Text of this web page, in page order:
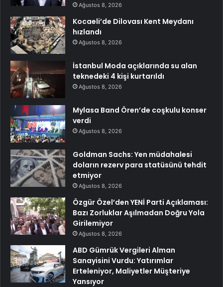
Ağustos 8, 2026
Kocaeli’de Dilovası Kent Meydanı
hızlandı
Ağustos 8, 2026
İstanbul Moda açıklarında su alan
teknedeki 4 kişi kurtarıldı
Ağustos 8, 2026
Mylasa Band Ören’de coşkulu konser
verdi
Ağustos 8, 2026
Goldman Sachs: Yen müdahalesi
doların rezerv para statüsünü tehdit
etmiyor
Ağustos 8, 2026
Özgür Özel’den YENİ Parti Açıklaması:
Bazı Zorluklar Aşılmadan Doğru Yola
Girilemiyor
Ağustos 8, 2026
ABD Gümrük Vergileri Alman
Sanayisini Vurdu: Yatırımlar
Erteleniyor, Maliyetler Müşteriye
Yansıyor